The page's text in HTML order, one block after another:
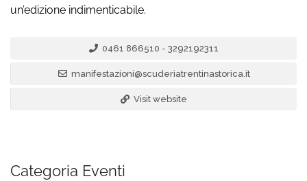
un’edizione indimenticabile.
0461 866510 - 3292192311
manifestazioni@scuderiatrentinastorica.it
Visit website
Categoria Eventi